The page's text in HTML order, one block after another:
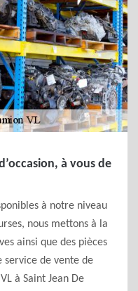
à vous de
à notre niveau
nous mettons à la
ainsi que des pièces
service de vente de
à Saint Jean De